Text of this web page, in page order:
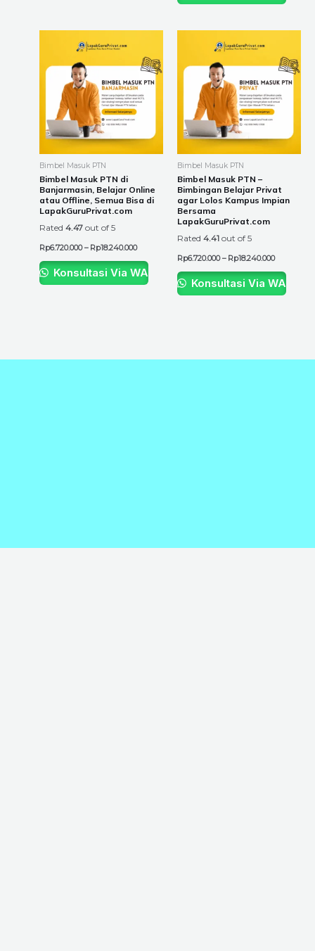
Bimbel Masuk PTN
Bimbel Masuk PTN di
Banjarmasin, Belajar Online
atau Offline, Semua Bisa di
LapakGuruPrivat.com
Rated 4.47 out of 5
Rp6.720.000 – Rp18.240.000
through
Rp18.240.000
has
multiple
variants.
The
on
Konsultasi Via WA
Bimbel Masuk PTN
Bimbel Masuk PTN –
Bimbingan Belajar Privat
agar Lolos Kampus Impian
Bersama
LapakGuruPrivat.com
Rated 4.41 out of 5
Rp6.720.000 – Rp18.240.000
through
has
multiple
variants.
The
on
Konsultasi Via WA